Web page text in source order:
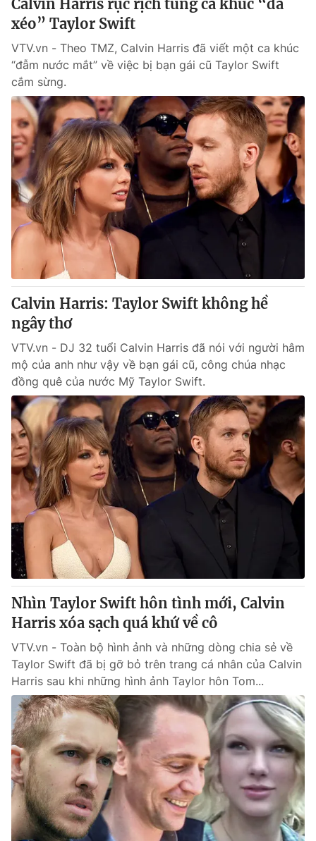
Góc doanh nghiệp
Truyền hình
Hậu trường
Nhân vật
Khán giả
Giải sao mai
Giải trí
Điện ảnh
Âm nhạc
Sao
Đời sống
Du lịch
Làm đẹp
Chất lượng cuộc sống
Giáo dục
Tuyển sinh
Học trực tuyến
Công nghệ
Hitech Công nghệ tương lai
Sản phẩm
Thị trường
Tư vấn
Giao lưu trực tuyến
Lịch phát sóng
Chuyên mục khác
Emagazine
Photo Infographic
Video Shorts video
VTV Money VTV Thể thao
VTV Sức khoẻ Bất động sản
Thị trường 24h Tấm lòng Việt
VTV4
VTV9 VTV8
Liên hệ tòa soạn English
THỜI BÁO VTV
Theo dõi báo trên
Cơ quan chủ quản:
Đài Truyền hình Việt Nam
Calvin Harris rục rịch tung ca khúc “đá
xéo” Taylor Swift
VTV.vn - Theo TMZ, Calvin Harris đã viết một ca khúc
“đẫm nước mắt” về việc bị bạn gái cũ Taylor Swift
cắm sừng.
Calvin Harris: Taylor Swift không hề
ngây thơ
VTV.vn - DJ 32 tuổi Calvin Harris đã nói với người hâm
mộ của anh như vậy về bạn gái cũ, công chúa nhạc
đồng quê của nước Mỹ Taylor Swift.
Nhìn Taylor Swift hôn tình mới, Calvin
Harris xóa sạch quá khứ về cô
VTV.vn - Toàn bộ hình ảnh và những dòng chia sẻ về
Taylor Swift đã bị gỡ bỏ trên trang cá nhân của Calvin
Harris sau khi những hình ảnh Taylor hôn Tom...